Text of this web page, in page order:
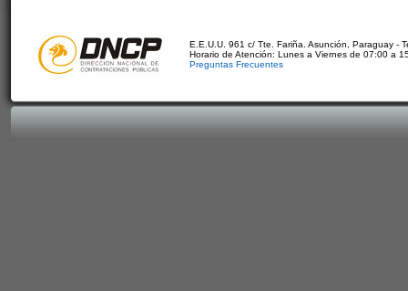
E.E.U.U. 961 c/ Tte. Fariña. Asunción, Paraguay -
Horario de Atención: Lunes a Viernes de 07:00 a
Preguntas Frecuentes